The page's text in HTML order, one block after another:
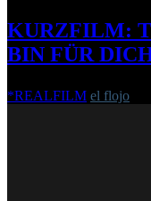
KURZFILM:
BIN FÜR
*REALFILM el flojo